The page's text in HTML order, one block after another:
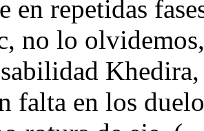
en repetidas
no lo
falta en los